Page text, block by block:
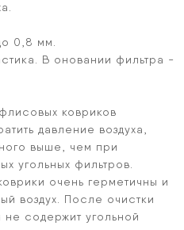
0,8 мм.
В оновании фильтра -
ковриков
давление воздуха,
выше, чем при
угольных фильтров.
очень герметичны и
воздух. После очистки
не содержит угольной